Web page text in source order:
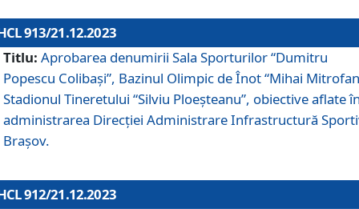
913/21.12.2023
Titlu: Aprobarea denumirii Sala Sporturilor “Dumitru
Popescu Colibași”, Bazinul Olimpic de Înot “Mihai
Stadionul Tineretului “Silviu Ploeșteanu”, obiective aflate
administrarea Direcției Administrare Infrastructură
Brașov.
912/21.12.2023